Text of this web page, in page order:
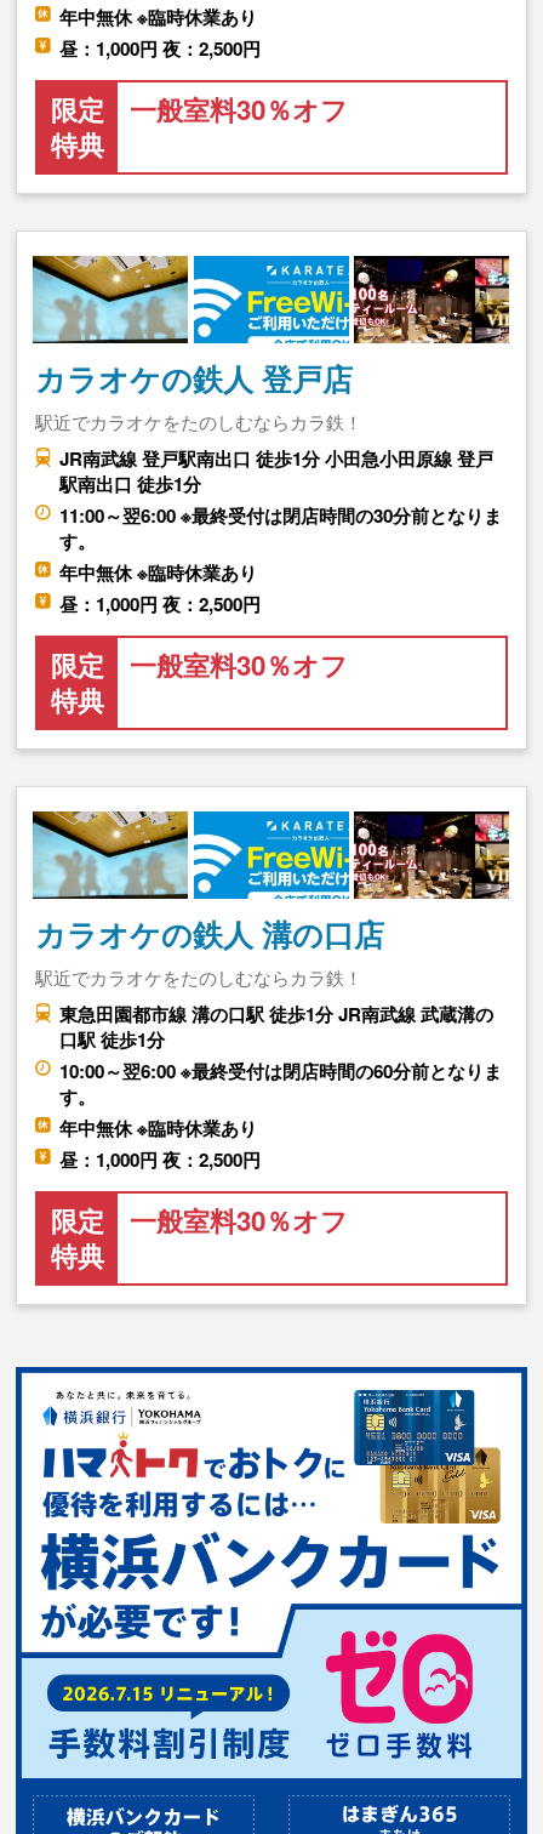
年中無休 ※臨時休業あり
昼：1,000円 夜：2,500円
限定
特典
一般室料30％オフ
カラオケの鉄人 登戸店
駅近でカラオケをたのしむならカラ鉄！
JR南武線 登戸駅南出口 徒歩1分 小田急小田原線 登戸
駅南出口 徒歩1分
11:00～翌6:00 ※最終受付は閉店時間の30分前となりま
す。
年中無休 ※臨時休業あり
昼：1,000円 夜：2,500円
限定
特典
一般室料30％オフ
カラオケの鉄人 溝の口店
駅近でカラオケをたのしむならカラ鉄！
東急田園都市線 溝の口駅 徒歩1分 JR南武線 武蔵溝の
口駅 徒歩1分
10:00～翌6:00 ※最終受付は閉店時間の60分前となりま
す。
年中無休 ※臨時休業あり
昼：1,000円 夜：2,500円
限定
特典
一般室料30％オフ